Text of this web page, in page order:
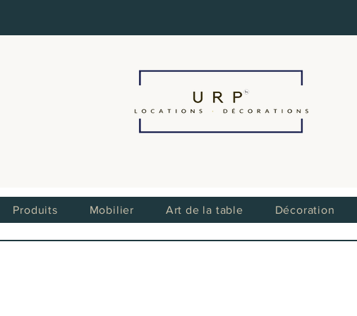
Produits Mobilier Art de la table Décoration